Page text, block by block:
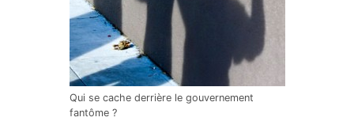
Qui se cache derrière le gouvernement
fantôme ?